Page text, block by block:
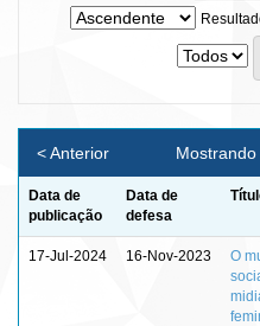
< Anterior
Data de
publicação
Data de
defesa
17-Jul-2024 16-Nov-2023
O